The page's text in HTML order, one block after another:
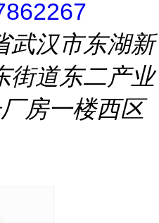
武汉市东湖新
街道东二产业
房一楼西区